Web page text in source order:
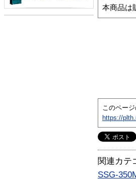
本商品は
このページ
https://
関連カテ
SSG-